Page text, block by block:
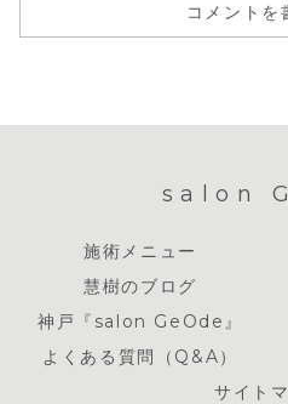
コメントを
salon
施術メニュー
慧樹のブログ
神戸『salon GeOde』
よくある質問（Q&A）
サイト